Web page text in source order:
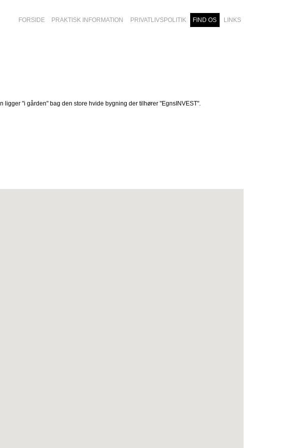
FORSIDE PRAKTISK INFORMATION PRIVATLIVSPOLITIK FIND OS LINKS
"i gården" bag den store hvide bygning der tilhører "EgnsINVEST".